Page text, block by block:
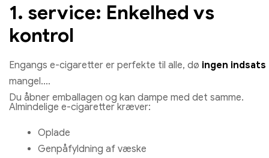
1. service: Enkelhed vs
kontrol
Engangs e-cigaretter er perfekte til alle, dø ingen indsats
mangel.
Du åbner emballagen og kan dampe med det samme.
Almindelige e-cigaretter kræver:
Oplade
Genpåfyldning af væske